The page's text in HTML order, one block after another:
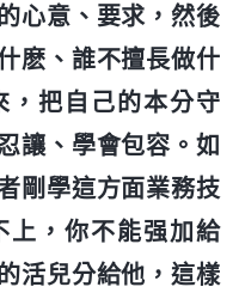
心意、要求，然後
麽、誰不擅長做什
，把自己的本分守
讓、學會包容。如
剛學這方面業務技
上，你不能强加給
活兒分給他，這樣